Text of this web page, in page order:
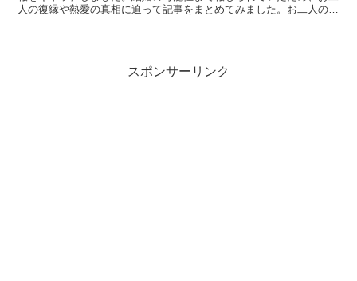
人の復縁や熱愛の真相に迫って記事をまとめてみました。お二人の行
スポンサーリンク